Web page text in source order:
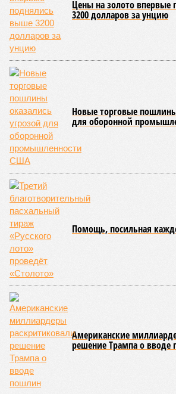
геологические, метеорологические и
которые для человека довольно
смертельны. И вот несколько тому
Все стихии сразу
Около 100 лет назад в Поднебесной
у нас назвали бы тридцатью тремя
последовательно поразили:
паводок, невероятные ливни.
человек не пережили этот разгул
приключилось.
Зима 1931 года выдалась в Китае
продолжительной и суровой. Снега
количество – казалось бы, хороший
великой суши, продолжавшегося с 1928-
обратилось катастрофой. Снег растаял,
начался небывалый паводок, быстро
страшным наводнением, которое
только усугубили. К июню всё это
массовый потоп, в июле же Китай в
сразу девятью циклонами.
невообразимыми: наводнение погребло
территорию в 180 тыс. квадратных
по площади Карелии, шести Курским
областям, десятку Чуваший.
В общем, недаром события 1931-го
месте в списке самых смертоносных
когда-либо происходивших на планете.